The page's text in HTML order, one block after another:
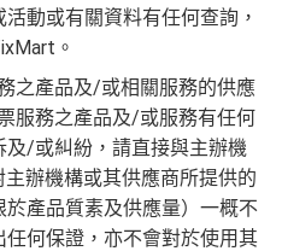
動或有關資料有任何查詢，
。
之產品及/或相關服務的供應
服務之產品及/或服務有任何
及/或糾紛，請直接與主辦機
辦機構或其供應商所提供的
產品質素及供應量）一概不
何保證，亦不會對於使用其